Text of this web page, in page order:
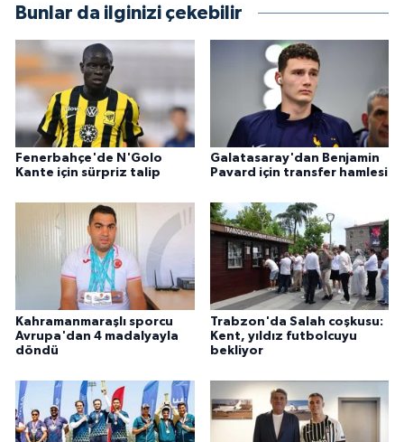
Bunlar da ilginizi çekebilir
Fenerbahçe'de N'Golo
Kante için sürpriz talip
Galatasaray'dan Benjamin
Pavard için transfer hamlesi
Kahramanmaraşlı sporcu
Avrupa'dan 4 madalyayla
döndü
Trabzon'da Salah coşkusu:
Kent, yıldız futbolcuyu
bekliyor